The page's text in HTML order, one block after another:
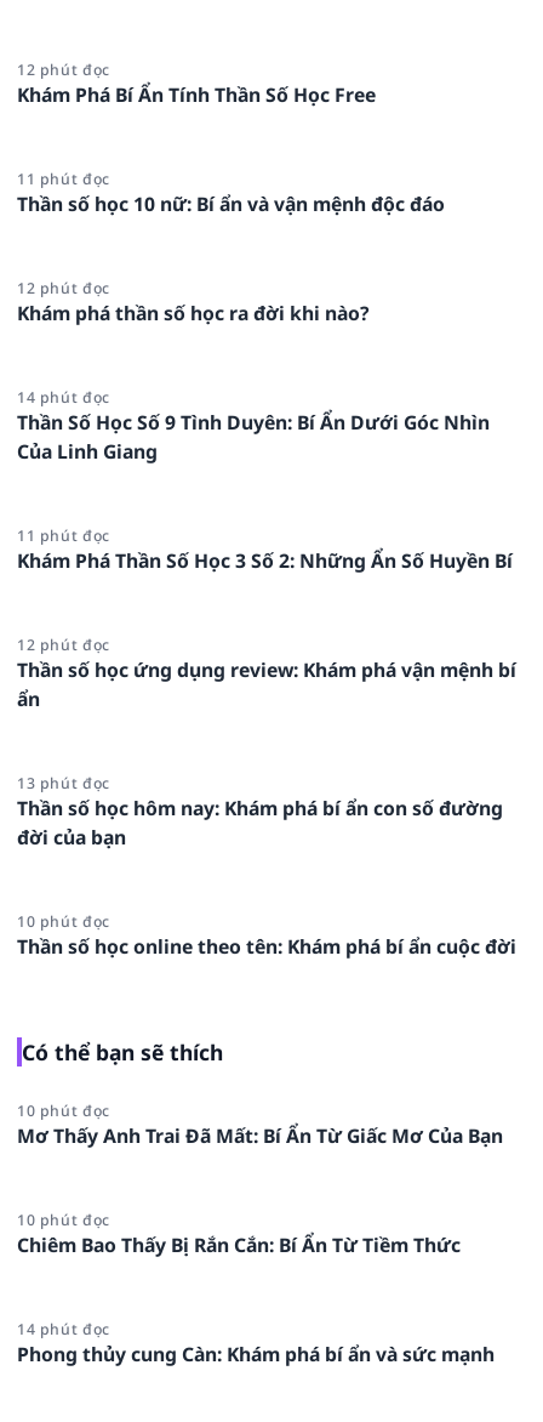
12 phút đọc
Khám Phá Bí Ẩn Tính Thần Số Học Free
11 phút đọc
Thần số học 10 nữ: Bí ẩn và vận mệnh độc đáo
12 phút đọc
Khám phá thần số học ra đời khi nào?
14 phút đọc
Thần Số Học Số 9 Tình Duyên: Bí Ẩn Dưới Góc Nhìn
Của Linh Giang
11 phút đọc
Khám Phá Thần Số Học 3 Số 2: Những Ẩn Số Huyền Bí
12 phút đọc
Thần số học ứng dụng review: Khám phá vận mệnh bí
ẩn
13 phút đọc
Thần số học hôm nay: Khám phá bí ẩn con số đường
đời của bạn
10 phút đọc
Thần số học online theo tên: Khám phá bí ẩn cuộc đời
Có thể bạn sẽ thích
10 phút đọc
Mơ Thấy Anh Trai Đã Mất: Bí Ẩn Từ Giấc Mơ Của Bạn
10 phút đọc
Chiêm Bao Thấy Bị Rắn Cắn: Bí Ẩn Từ Tiềm Thức
14 phút đọc
Phong thủy cung Càn: Khám phá bí ẩn và sức mạnh